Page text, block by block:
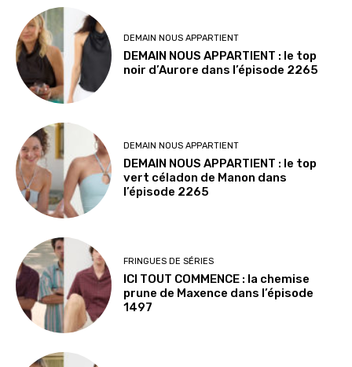
DEMAIN NOUS APPARTIENT
DEMAIN NOUS APPARTIENT : le top
noir d’Aurore dans l’épisode 2265
DEMAIN NOUS APPARTIENT
DEMAIN NOUS APPARTIENT : le top
vert céladon de Manon dans
l’épisode 2265
FRINGUES DE SÉRIES
ICI TOUT COMMENCE : la chemise
prune de Maxence dans l’épisode
1497